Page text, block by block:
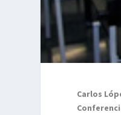
Carlos